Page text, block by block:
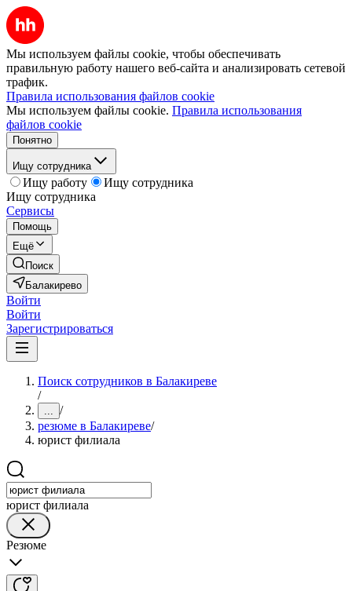
Мы используем файлы cookie, чтобы обеспечивать
правильную работу нашего веб-сайта и анализировать сетевой
трафик.
Правила использования файлов cookie
Мы используем файлы cookie. Правила использования
файлов cookie
Понятно
Ищу сотрудника
Ищу работу
Ищу сотрудника
Ищу сотрудника
Сервисы
Помощь
Ещё
Поиск
Балакирево
Войти
Войти
Зарегистрироваться
Поиск сотрудников в Балакиреве
/
... /
резюме в Балакиреве/
юрист филиала
юрист филиала
Резюме